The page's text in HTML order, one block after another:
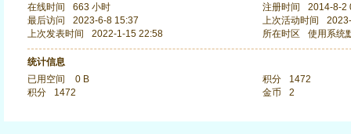
在线时间
663 小时 注册时间
2014-8-2
最后访问
2023-6-8 15:37 上次活动时间
上次发表时间
2022-1-15 22:58 所在时区 使用系统
统计信息
已用空间
0 B 积分
1472
积分
1472 金币 2